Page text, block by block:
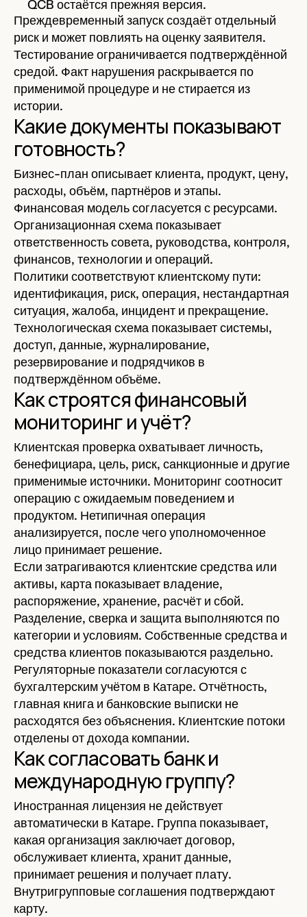
QCB остаётся прежняя версия.
Преждевременный запуск создаёт отдельный
риск и может повлиять на оценку заявителя.
Тестирование ограничивается подтверждённой
средой. Факт нарушения раскрывается по
применимой процедуре и не стирается из
истории.
Какие документы показывают
готовность?
Бизнес-план описывает клиента, продукт, цену,
расходы, объём, партнёров и этапы.
Финансовая модель согласуется с ресурсами.
Организационная схема показывает
ответственность совета, руководства, контроля,
финансов, технологии и операций.
Политики соответствуют клиентскому пути:
идентификация, риск, операция, нестандартная
ситуация, жалоба, инцидент и прекращение.
Технологическая схема показывает системы,
доступ, данные, журналирование,
резервирование и подрядчиков в
подтверждённом объёме.
Как строятся финансовый
мониторинг и учёт?
Клиентская проверка охватывает личность,
бенефициара, цель, риск, санкционные и другие
применимые источники. Мониторинг соотносит
операцию с ожидаемым поведением и
продуктом. Нетипичная операция
анализируется, после чего уполномоченное
лицо принимает решение.
Если затрагиваются клиентские средства или
активы, карта показывает владение,
распоряжение, хранение, расчёт и сбой.
Разделение, сверка и защита выполняются по
категории и условиям. Собственные средства и
средства клиентов показываются раздельно.
Регуляторные показатели согласуются с
бухгалтерским учётом в Катаре. Отчётность,
главная книга и банковские выписки не
расходятся без объяснения. Клиентские потоки
отделены от дохода компании.
Как согласовать банк и
международную группу?
Иностранная лицензия не действует
автоматически в Катаре. Группа показывает,
какая организация заключает договор,
обслуживает клиента, хранит данные,
принимает решения и получает плату.
Внутригрупповые соглашения подтверждают
карту.